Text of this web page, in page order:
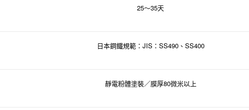
25～35天
日本鋼鐵規範： JIS ： SS490、 SS400
靜電粉體塗裝／膜厚80微米以上